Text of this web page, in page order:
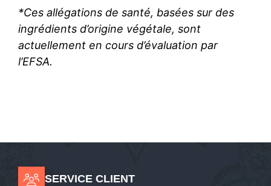
*Ces allégations de santé, basées sur des
ingrédients d’origine végétale, sont
actuellement en cours d’évaluation par
l’EFSA.
SERVICE CLIENT